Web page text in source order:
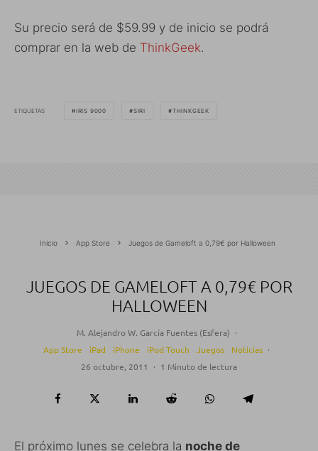
Su precio será de $59.99 y de inicio se podrá
comprar en la web de ThinkGeek.
ETIQUETAS IRIS 9000 SIRI THINKGEEK
Inicio App Store Juegos de Gameloft a 0,79€ por Halloween
JUEGOS DE GAMELOFT A 0,79€ POR
HALLOWEEN
M. Alejandro W. García Fuentes (Esfera) ·
App Store
iPad iPhone iPod Touch Juegos Noticias ·
26 octubre, 2011
· 1 Minuto de lectura
El próximo lunes se celebra la noche de